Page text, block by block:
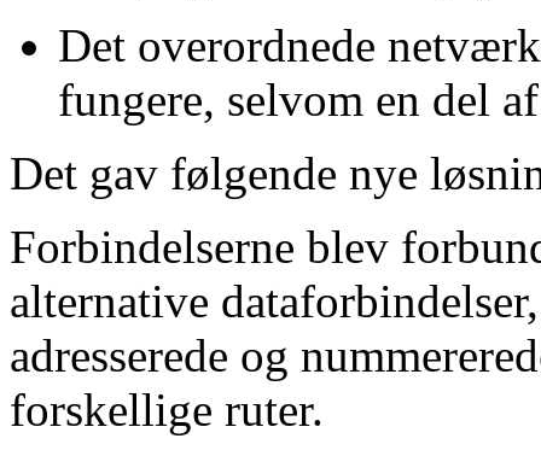
Det overordnede
fungere, selvom en del
Det gav følgende nye
Forbindelserne blev
alternative
adresserede og
forskellige ruter.